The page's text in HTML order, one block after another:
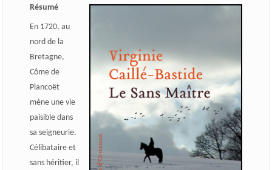
Résumé
En 1720, au
nord de la
Bretagne,
Côme de
Plancoët
mène une vie
paisible dans
sa seigneurie.
Célibataire et
sans héritier, il